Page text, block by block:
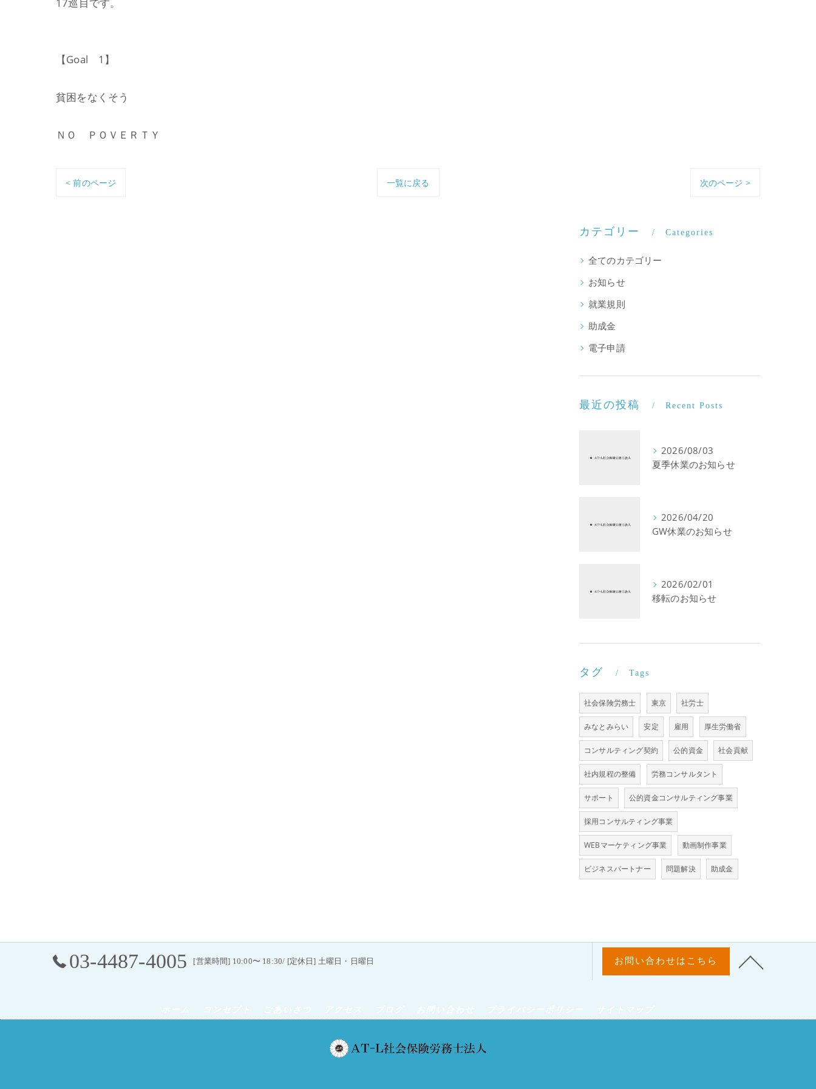
【Goal 1】
貧困をなくそう
ＮＯ ＰＯＶＥＲＴＹ
< 前のページ 一覧に戻る 次のページ >
カテゴリー Categories
全てのカテゴリー
お知らせ
就業規則
助成金
電子申請
最近の投稿 Recent Posts
2026/08/03
夏季休業のお知らせ
2026/04/20
GW休業のお知らせ
2026/02/01
移転のお知らせ
タグ Tags
社会保険労務士 東京 社労士
みなとみらい 安定 雇用 厚生労働省
コンサルティング契約 公的資金 社会貢献
社内規程の整備 労務コンサルタント
サポート 公的資金コンサルティング事業
採用コンサルティング事業
WEBマーケティング事業 動画制作事業
ビジネスパートナー 問題解決 助成金
03-4487-4005 [営業時間] 10:00〜 18:30/ [定休日] 土曜日・日曜日 お問い合わせはこちら